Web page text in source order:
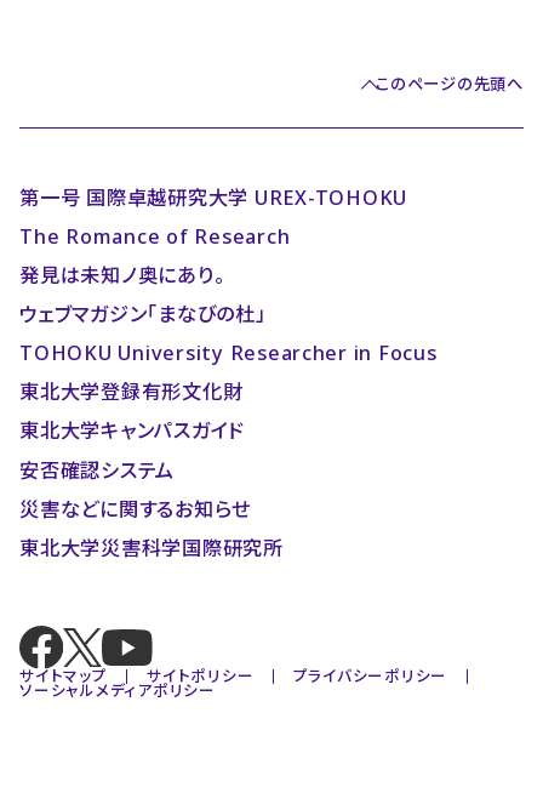
このページの先頭へ
第一号 国際卓越研究大学 UREX-TOHOKU
The Romance of Research
発見は未知ノ奥にあり。
ウェブマガジン「まなびの杜」
TOHOKU University Researcher in Focus
東北大学登録有形文化財
東北大学キャンパスガイド
安否確認システム
災害などに関するお知らせ
東北大学災害科学国際研究所
サイトマップ サイトポリシー プライバシーポリシー
ソーシャルメディアポリシー